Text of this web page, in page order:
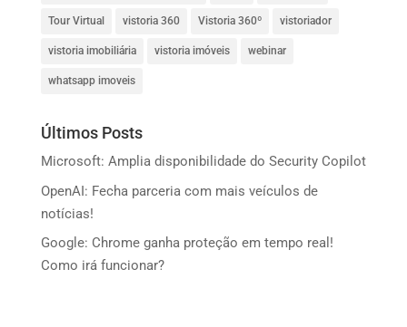
Tour Virtual vistoria 360 Vistoria 360º vistoriador
vistoria imobiliária vistoria imóveis webinar
whatsapp imoveis
Últimos Posts
Microsoft: Amplia disponibilidade do Security Copilot
OpenAI: Fecha parceria com mais veículos de
notícias!
Google: Chrome ganha proteção em tempo real!
Como irá funcionar?